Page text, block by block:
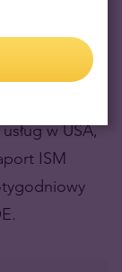
MBA,
w USA,
ISM